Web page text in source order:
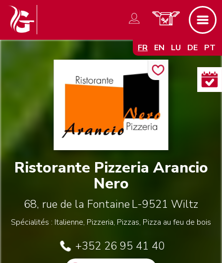
FR EN LU DE PT
Ristorante Pizzeria Arancio
Nero
68, rue de la Fontaine L-9521 Wiltz
Spécialités : Italienne, Pizzeria, Pizzas, Pizza au feu de bois
+352 26 95 41 40